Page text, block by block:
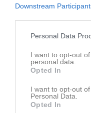
Downstream
Personal Data
I want to opt-out
personal data.
Opted In
I want to opt-out
Personal Data.
Opted In
Senast uppladdade
Logga in och ladda upp ert